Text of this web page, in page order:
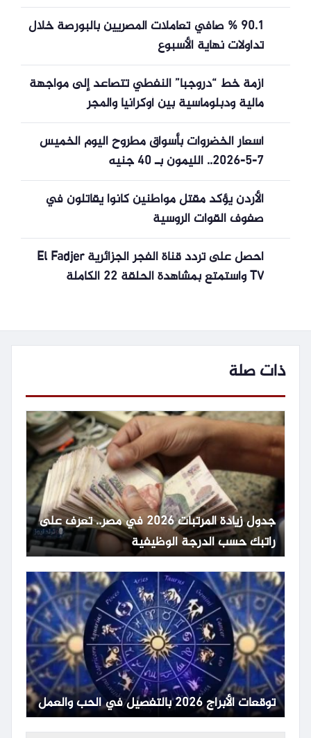
90.1 % صافي تعاملات المصريين بالبورصة خلال
تداولات نهاية الأسبوع
أزمة خط “دروجبا” النفطي تتصاعد إلى مواجهة
مالية ودبلوماسية بين أوكرانيا والمجر
أسعار الخضروات بأسواق مطروح اليوم الخميس
7-5-2026.. الليمون بـ 40 جنيه
الأردن يؤكد مقتل مواطنين كانوا يقاتلون في
صفوف القوات الروسية
احصل على تردد قناة الفجر الجزائرية El Fadjer
TV واستمتع بمشاهدة الحلقة 22 الكاملة
ذات صلة
جدول زيادة المرتبات 2026 في مصر.. تعرف على
راتبك حسب الدرجة الوظيفية
توقعات الأبراج 2026 بالتفصيل في الحب والعمل